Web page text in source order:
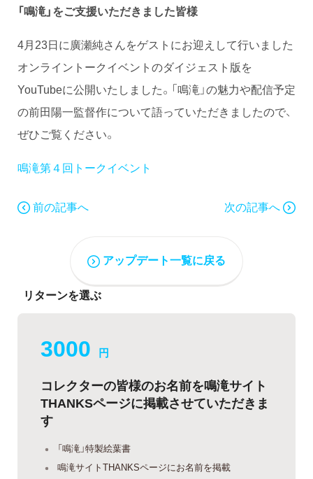
「鳴滝」をご支援いただきました皆様
4月23日に廣瀬純さんをゲストにお迎えして行いました
オンライントークイベントのダイジェスト版を
YouTubeに公開いたしました。「鳴滝」の魅力や配信予定
の前田陽一監督作について語っていただきましたので、
ぜひご覧ください。
鳴滝第４回トークイベント
前の記事へ 次の記事へ
アップデート一覧に戻る
リターンを選ぶ
3000 円
コレクターの皆様のお名前を鳴滝サイト
THANKSページに掲載させていただきま
す
「鳴滝」特製絵葉書
鳴滝サイトTHANKSページにお名前を掲載